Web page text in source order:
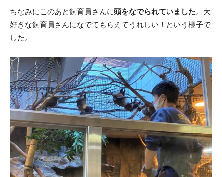
ちなみにこのあと飼育員さんに頭をなでられていました。大
好きな飼育員さんになでてもらえてうれしい！という様子で
した。